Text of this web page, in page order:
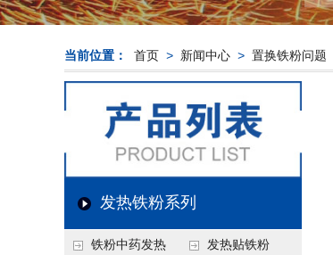
当前位置： 首页 > 新闻中心 > 置换铁粉问题
发热铁粉系列
铁粉中药发热 发热贴铁粉